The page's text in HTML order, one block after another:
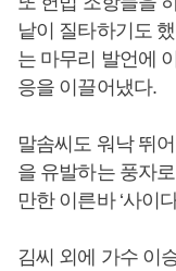
낱이 질타하기도
는 마무리 발언에
응을 이끌어냈다.
말솜씨도 워낙 뛰
을 유발하는 풍자
만한 이른바 ‘사이
김씨 외에 가수 이